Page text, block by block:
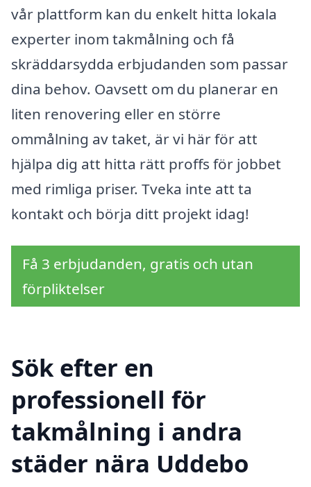
vår plattform kan du enkelt hitta lokala
experter inom takmålning och få
skräddarsydda erbjudanden som passar
dina behov. Oavsett om du planerar en
liten renovering eller en större
ommålning av taket, är vi här för att
hjälpa dig att hitta rätt proffs för jobbet
med rimliga priser. Tveka inte att ta
kontakt och börja ditt projekt idag!
Få 3 erbjudanden, gratis och utan
förpliktelser
Sök efter en
professionell för
takmålning i andra
städer nära Uddebo